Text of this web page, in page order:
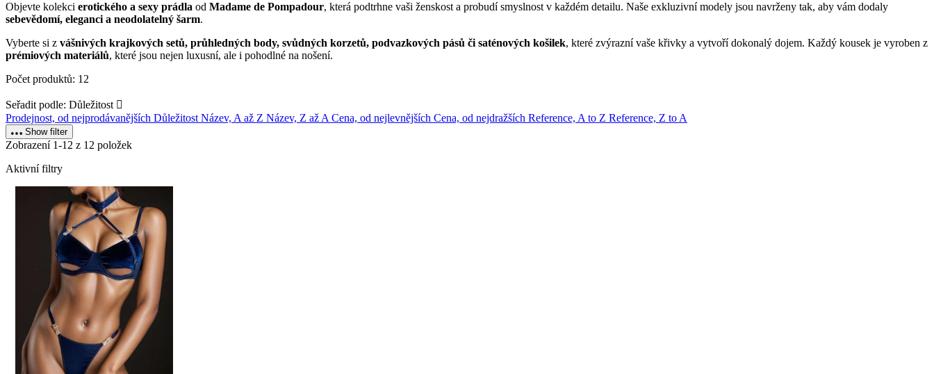
Objevte kolekci erotického a sexy prádla od Madame de Pompadour, která podtrhne vaši ženskost a probudí smyslnost v každém detailu. Naše exkluzivní modely jsou navrženy tak, aby vám dodaly
sebevědomí, eleganci a neodolatelný šarm.
Vyberte si z vášnivých krajkových setů, průhledných body, svůdných korzetů, podvazkových pásů či saténových košilek, které zvýrazní vaše křivky a vytvoří dokonalý dojem. Každý kousek je vyroben z
prémiových materiálů, které jsou nejen luxusní, ale i pohodlné na nošení.
Počet produktů: 12
Seřadit podle: Důležitost 
Prodejnost, od nejprodávanějších DůležitostNázev, A až Z Název, Z až ACena, od nejlevnějších Cena, od nejdražších Reference, A to Z Reference, Z to A
Show filter
Zobrazení 1-12 z 12 položek
Aktivní filtry